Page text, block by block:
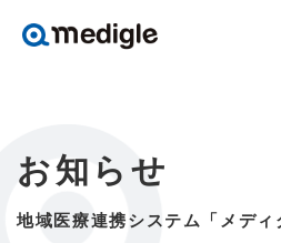
お知らせ
地域医療連携システム「メディ